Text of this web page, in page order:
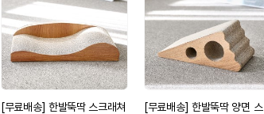
[무료배송] 한발뚝딱 스크래쳐
[무료배송] 한발뚝딱 양면 스